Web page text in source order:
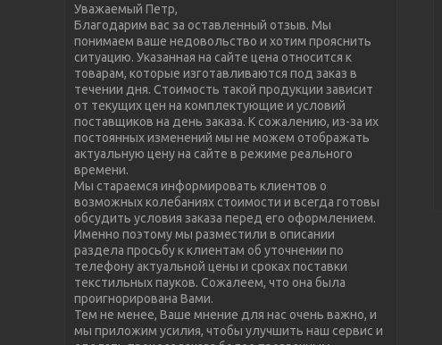
Уважаемый Петр,
Благодарим вас за оставленный отзыв. Мы
понимаем ваше недовольство и хотим прояснить
ситуацию. Указанная на сайте цена относится к
товарам, которые изготавливаются под заказ в
течении дня. Стоимость такой продукции зависит
от текущих цен на комплектующие и условий
поставщиков на день заказа. К сожалению, из-за их
постоянных изменений мы не можем отображать
актуальную цену на сайте в режиме реального
времени.
Мы стараемся информировать клиентов о
возможных колебаниях стоимости и всегда готовы
обсудить условия заказа перед его оформлением.
Именно поэтому мы разместили в описании
раздела просьбу к клиентам об уточнении по
телефону актуальной цены и сроках поставки
текстильных пауков. Сожалеем, что она была
проигнорирована Вами.
Тем не менее, Ваше мнение для нас очень важно, и
мы приложим усилия, чтобы улучшить наш сервис и